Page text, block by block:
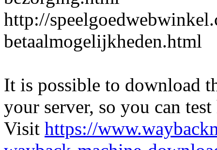
http://
betaalmogelijkheden.html
It is possible to download
your server, so you can
Visit https://